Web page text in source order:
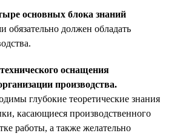
основных блока знаний
обязательно должен обладать
оснащения
производства.
глубокие теоретические знания
касающиеся производственного
работы, а также желательно